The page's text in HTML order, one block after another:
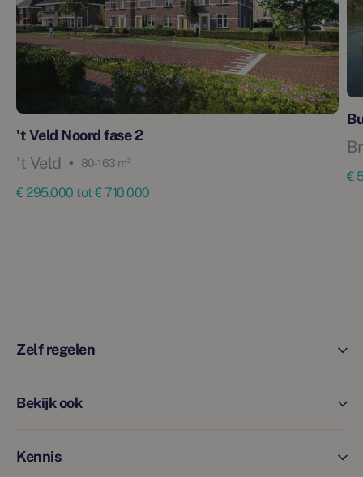
't Veld Noord fase 2
't Veld 80 - 163 m²
€ 295.000 tot € 710.000
€
Zelf regelen
Bekijk ook
Kennis